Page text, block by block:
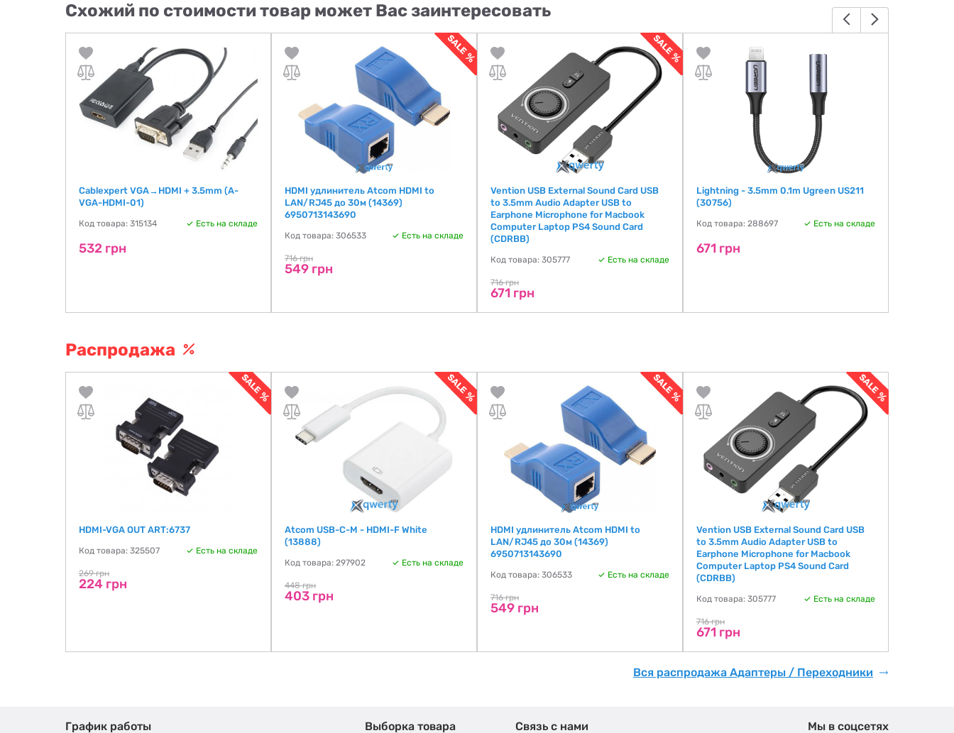
Схожий по стоимости товар может Вас заинтересовать
Cablexpert VGA→HDMI + 3.5mm (A-
VGA-HDMI-01)
Код товара: 315134 Есть на складе
532 грн
HDMI удлинитель Atcom HDMI to
LAN/RJ45 до 30м (14369)
6950713143690
Код товара: 306533 Есть на складе
716 грн
549 грн
Vention USB External Sound Card USB
to 3.5mm Audio Adapter USB to
Earphone Microphone for Macbook
Computer Laptop PS4 Sound Card
(CDRBB)
Код товара: 305777 Есть на складе
716 грн
671 грн
Lightning - 3.5mm 0.1m Ugreen US211
(30756)
Код товара: 288697 Есть на складе
671 грн
Распродажа
HDMI-VGA OUT ART:6737
Код товара: 325507 Есть на складе
269 грн
224 грн
Atcom USB-C-M - HDMI-F White
(13888)
Код товара: 297902 Есть на складе
448 грн
403 грн
HDMI удлинитель Atcom HDMI to
LAN/RJ45 до 30м (14369)
6950713143690
Код товара: 306533 Есть на складе
716 грн
549 грн
Vention USB External Sound Card USB
to 3.5mm Audio Adapter USB to
Earphone Microphone for Macbook
Computer Laptop PS4 Sound Card
(CDRBB)
Код товара: 305777 Есть на складе
716 грн
671 грн
Вся распродажа Адаптеры / Переходники
График работы Выборка товара Связь с нами Мы в соцсетях